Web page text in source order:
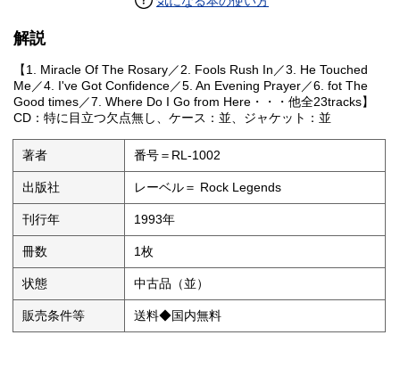
解説
【1. Miracle Of The Rosary／2. Fools Rush In／3. He Touched
Me／4. I've Got Confidence／5. An Evening Prayer／6. fot The
Good times／7. Where Do I Go from Here・・・他全23tracks】
CD：特に目立つ欠点無し、ケース：並、ジャケット：並
著者 番号＝RL-1002
出版社 レーベル＝ Rock Legends
刊行年 1993年
冊数 1枚
状態 中古品（並）
販売条件等 送料◆国内無料